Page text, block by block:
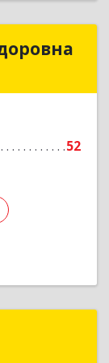
52
Подробнее